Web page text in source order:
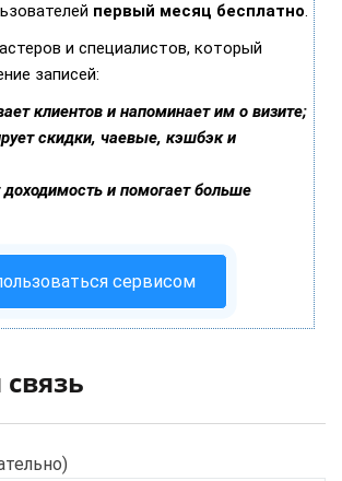
первый месяц бесплатно.
и специалистов, который
записей:
клиентов и напоминает им о визите;
скидки, чаевые, кэшбэк и
доходимость и помогает больше
сервисом